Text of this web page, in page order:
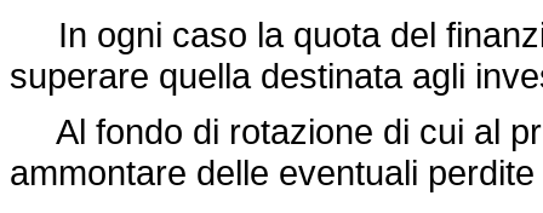
In ogni caso la quota del
superare quella destinata agli
Al fondo di rotazione di cui al
ammontare delle eventuali